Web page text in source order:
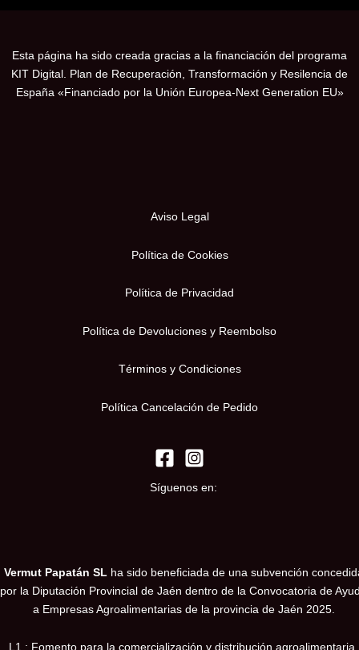
Esta página ha sido creada gracias a la financiación del programa
KIT Digital. Plan de Recuperación, Transformación y Resilencia de
España «Financiado por la Unión Europea-Next Generation EU»
Aviso Legal
Política de Cookies
Política de Privacidad
Política de Devoluciones y Reembolso
Términos y Condiciones
Política Cancelación de Pedido
Síguenos en:
Vermut Papatán SL ha sido beneficiada de una subvención
por la Diputación Provincial de Jaén dentro de la Convocatoria de
a Empresas Agroalimentarias de la provincia de Jaén 2025.
L1 : Fomento para la comercialización y distribución agroalimentaria.